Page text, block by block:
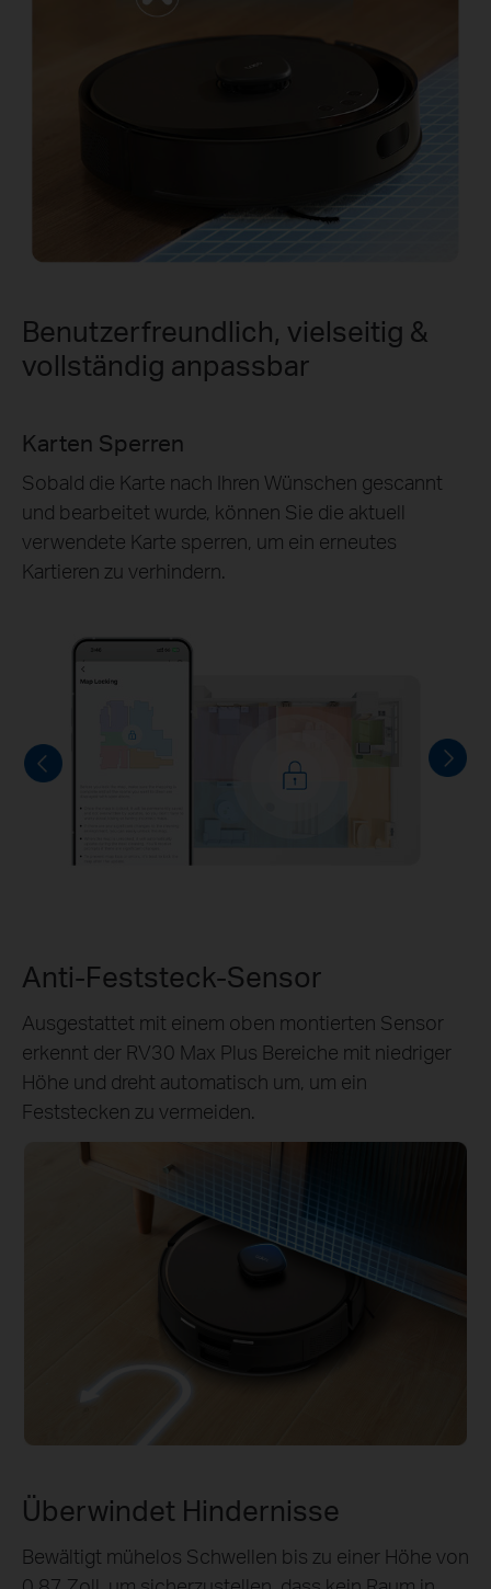
Benutzerfreundlich, vielseitig &
vollständig anpassbar
Ausgewählte Raum- & Zonenreinigung
Geben Sie an, welche Räume gereinigt werden
sollen, mit anpassbarer Reinigungstiefe und -
routinen, und lenken Sie den Roboterstaubsauger
genau dorthin, wo Sie ihn fokussieren möchten.
Anti-Feststeck-Sensor
Ausgestattet mit einem oben montierten Sensor
erkennt der RV30 Max Plus Bereiche mit niedriger
Höhe und dreht automatisch um, um ein
Feststecken zu vermeiden.
Überwindet Hindernisse
Bewältigt mühelos Schwellen bis zu einer Höhe von